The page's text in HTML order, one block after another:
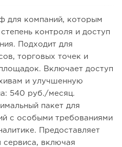
для компаний, которым
контроля и доступ
Подходит для
торговых точек и
Включает доступ
и улучшенную
540 руб./месяц.
пакет для
с особыми требованиями
Предоставляет
сервиса, включая